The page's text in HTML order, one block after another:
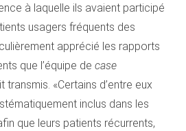
à laquelle ils avaient participé
usagers fréquents des
apprécié les rapports
que l’équipe de case
transmis. «Certains d’entre eux
inclus dans les
que leurs patients récurrents,